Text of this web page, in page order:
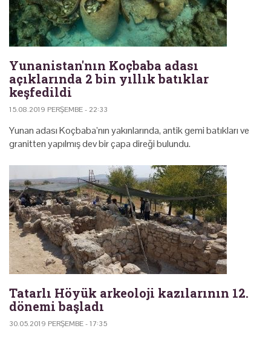
Yunanistan'nın Koçbaba adası
açıklarında 2 bin yıllık batıklar
keşfedildi
15.08.2019 PERŞEMBE - 22:33
Yunan adası Koçbaba’nın yakınlarında, antik gemi batıkları ve
granitten yapılmış dev bir çapa direği bulundu.
Tatarlı Höyük arkeoloji kazılarının 12.
dönemi başladı
30.05.2019 PERŞEMBE - 17:35